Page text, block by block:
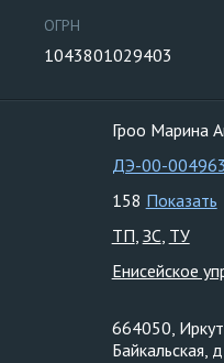
ОГРН
1043801029403
Гроо Марина
ДЭ-00-
158 Показать
ТП ЗС ТУ
Енисейское
664050,
Байкальская,